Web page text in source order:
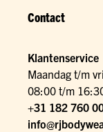
Contact
Klantenservice
Maandag t/m
08:00 t/m
+31 182 760